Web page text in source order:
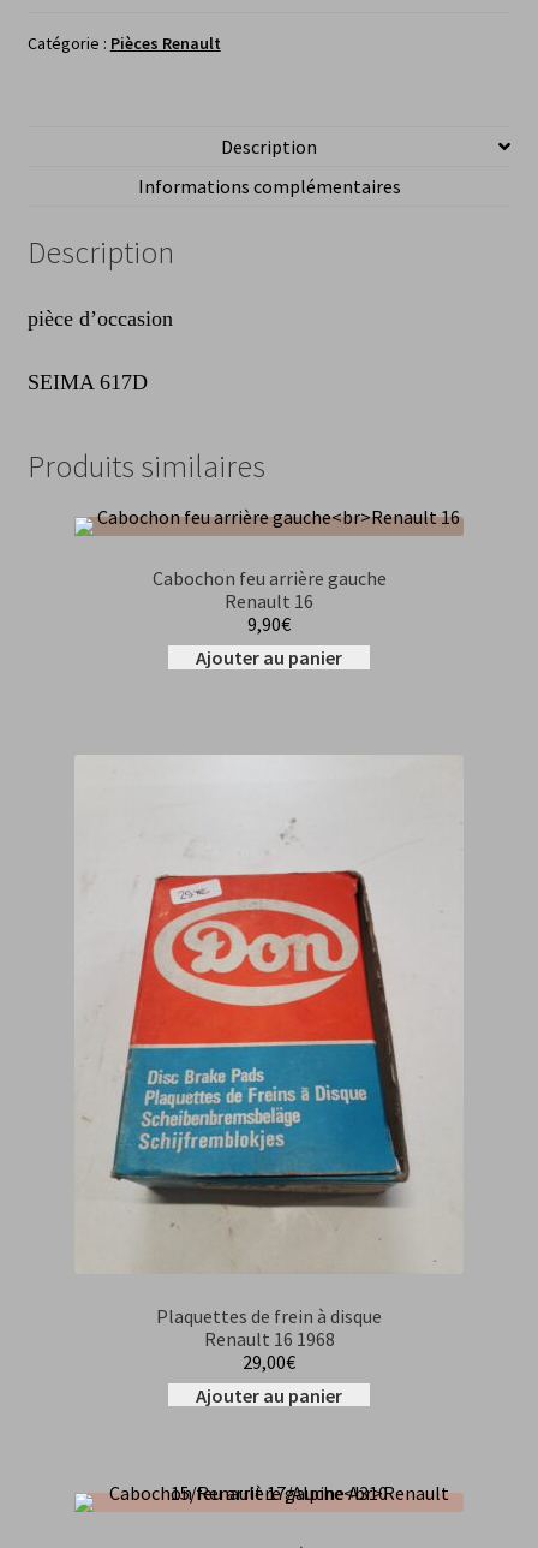
arrière
Catégorie : Pièces Renault
Description
Informations complémentaires
Description
pièce d’occasion
SEIMA 617D
Produits similaires
Cabochon feu arrière gauche
Renault 16
9,90€
Ajouter au panier
Plaquettes de frein à disque
Renault 16 1968
29,00€
Ajouter au panier